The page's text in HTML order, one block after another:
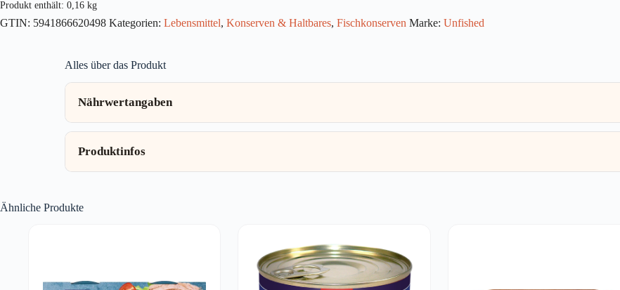
Produkt enthält: 0,16 kg
GTIN: 5941866620498 Kategorien: Lebensmittel, Konserven & Haltbares, Fischkonserven Marke: Unfished
Alles über das Produkt
Nährwertangaben
Produktinfos
Ähnliche Produkte